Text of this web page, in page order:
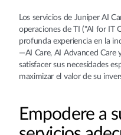
Los servicios de Juniper AI
operaciones de TI ("AI for IT
profunda experiencia en la
—AI Care, AI Advanced
satisfacer sus necesidades
maximizar el valor de su
Empodere a